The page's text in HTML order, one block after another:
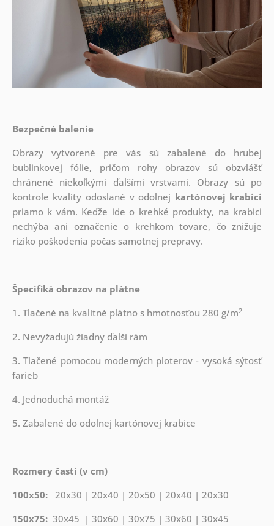
Bezpečné balenie
Obrazy vytvorené pre vás sú zabalené do hrubej
bublinkovej fólie, pričom rohy obrazov sú obzvlášť
chránené niekoľkými ďalšími vrstvami. Obrazy sú po
kontrole kvality odoslané v odolnej kartónovej krabici
priamo k vám. Keďže ide o krehké produkty, na krabici
nechýba ani označenie o krehkom tovare, čo znižuje
riziko poškodenia počas samotnej prepravy.
Špecifiká obrazov na plátne
1. Tlačené na kvalitné plátno s hmotnosťou 280 g/m2
2. Nevyžadujú žiadny ďalší rám
3. Tlačené pomocou moderných ploterov - vysoká sýtosť
farieb
4. Jednoduchá montáž
5. Zabalené do odolnej kartónovej krabice
Rozmery častí (v cm)
100x50: 20x30 | 20x40 | 20x50 | 20x40 | 20x30
150x75: 30x45 | 30x60 | 30x75 | 30x60 | 30x45